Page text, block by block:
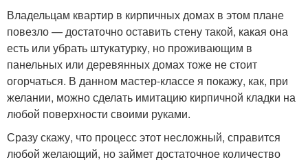
Владельцам квартир в кирпичных домах в этом плане
повезло — достаточно оставить стену такой, какая она
есть или убрать штукатурку, но проживающим в
панельных или деревянных домах тоже не стоит
огорчаться. В данном мастер-классе я покажу, как, при
желании, можно сделать имитацию кирпичной кладки на
любой поверхности своими руками.
Сразу скажу, что процесс этот несложный, справится
любой желающий, но займет достаточное количество